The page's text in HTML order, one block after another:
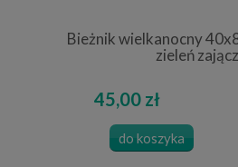
Bieżnik wielkanocny
zieleń
45,00 zł
do koszyka